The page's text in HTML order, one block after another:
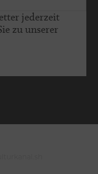
jederzeit
zu unserer